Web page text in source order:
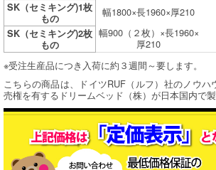
SK（セミキング)1枚
もの
幅1800×長1960×厚210
SK（セミキング)2枚
もの
幅900（２枚）×長1960×
厚210
※受注生産品につき入荷に約３週間～要します。
こちらの商品は、ドイツRUF（ルフ）社のノウハ
売権を有するドリームベッド（株）が日本国内で製